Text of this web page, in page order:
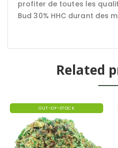
profiter de toutes les
Bud 30% HHC durant des
Related
OUT-OF-STOCK